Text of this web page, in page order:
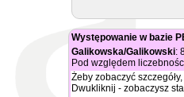
Występowanie w bazie
Galikowska/Galikowski:
Pod względem
Żeby zobaczyć
Dwukliknij - zobaczysz